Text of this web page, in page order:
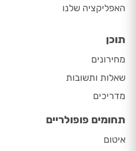
האפליקציה שלנו
תוכן
מחירונים
שאלות ותשובות
מדריכים
תחומים פופולריים
איטום